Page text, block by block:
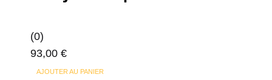
(0)
93,00 €
AJOUTER AU PANIER